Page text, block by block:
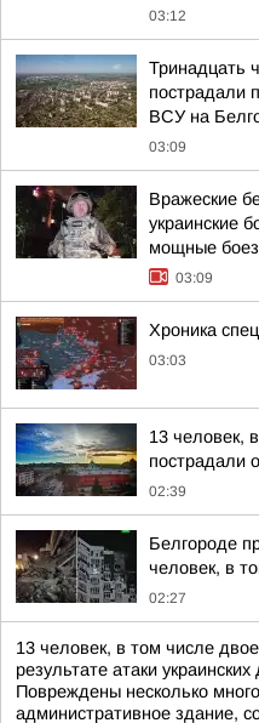
03:12
Тринадцать
пострадали
ВСУ на
03:09
Вражеские
украинские
мощные
03:09
Хроника
03:03
13 человек,
пострадали
02:39
Белгороде
человек, в
02:27
13 человек, в том числе
результате атаки
Повреждены несколько
административное здание,